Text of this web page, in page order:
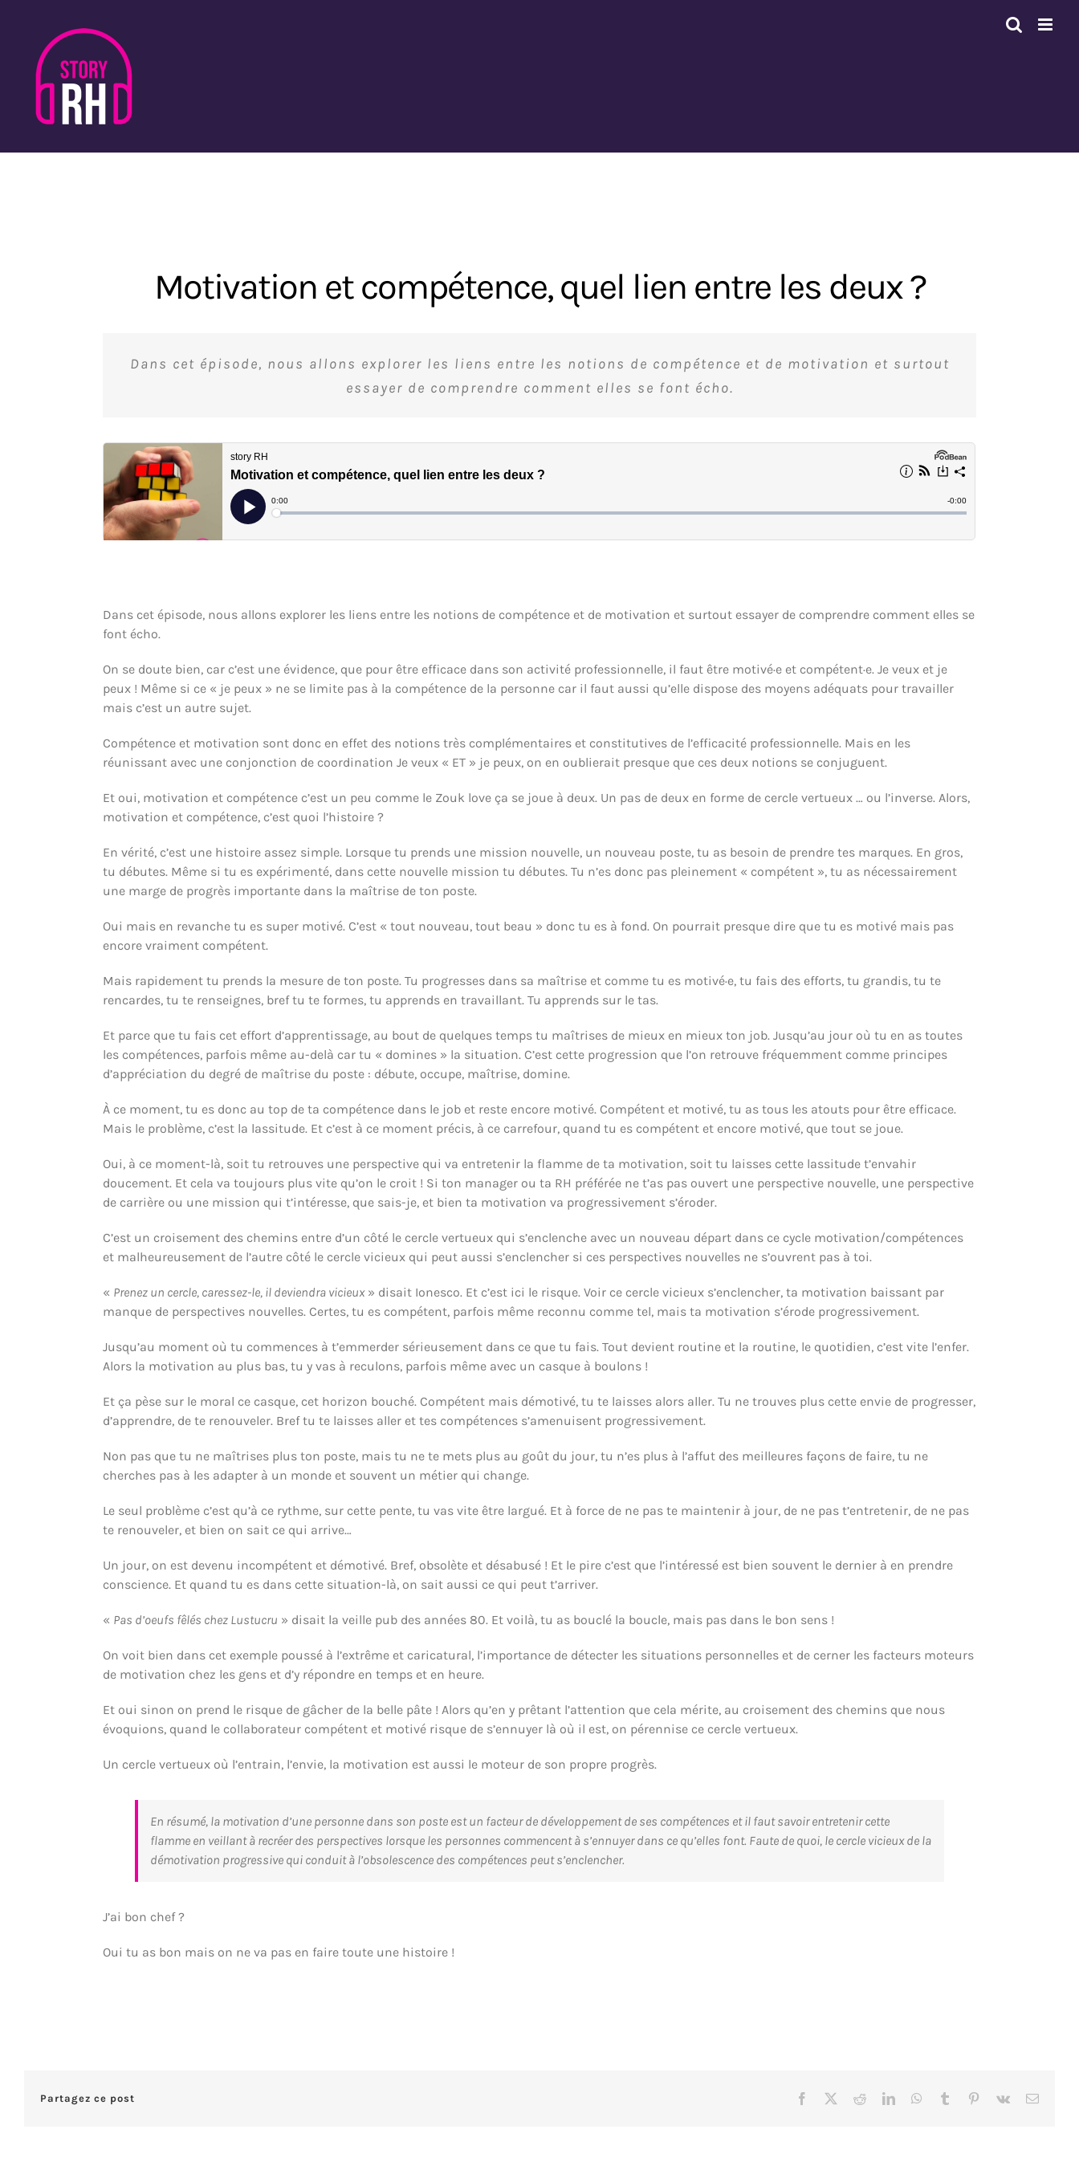
contenu
Motivation et compétence, quel lien entre les deux ?
Dans cet épisode, nous allons explorer les liens entre les notions de compétence et de motivation et surtout
essayer de comprendre comment elles se font écho.
Dans cet épisode, nous allons explorer les liens entre les notions de compétence et de motivation et surtout essayer de comprendre comment elles se
font écho.
On se doute bien, car c’est une évidence, que pour être efficace dans son activité professionnelle, il faut être motivé·e et compétent·e. Je veux et je
peux ! Même si ce « je peux » ne se limite pas à la compétence de la personne car il faut aussi qu’elle dispose des moyens adéquats pour travailler
mais c’est un autre sujet.
Compétence et motivation sont donc en effet des notions très complémentaires et constitutives de l’efficacité professionnelle. Mais en les
réunissant avec une conjonction de coordination Je veux « ET » je peux, on en oublierait presque que ces deux notions se conjuguent.
Et oui, motivation et compétence c’est un peu comme le Zouk love ça se joue à deux. Un pas de deux en forme de cercle vertueux … ou l’inverse. Alors,
motivation et compétence, c’est quoi l’histoire ?
En vérité, c’est une histoire assez simple. Lorsque tu prends une mission nouvelle, un nouveau poste, tu as besoin de prendre tes marques. En gros,
tu débutes. Même si tu es expérimenté, dans cette nouvelle mission tu débutes. Tu n’es donc pas pleinement « compétent », tu as nécessairement
une marge de progrès importante dans la maîtrise de ton poste.
Oui mais en revanche tu es super motivé. C’est « tout nouveau, tout beau » donc tu es à fond. On pourrait presque dire que tu es motivé mais pas
encore vraiment compétent.
Mais rapidement tu prends la mesure de ton poste. Tu progresses dans sa maîtrise et comme tu es motivé·e, tu fais des efforts, tu grandis, tu te
rencardes, tu te renseignes, bref tu te formes, tu apprends en travaillant. Tu apprends sur le tas.
Et parce que tu fais cet effort d’apprentissage, au bout de quelques temps tu maîtrises de mieux en mieux ton job. Jusqu’au jour où tu en as toutes
les compétences, parfois même au-delà car tu « domines » la situation. C’est cette progression que l’on retrouve fréquemment comme principes
d’appréciation du degré de maîtrise du poste : débute, occupe, maîtrise, domine.
À ce moment, tu es donc au top de ta compétence dans le job et reste encore motivé. Compétent et motivé, tu as tous les atouts pour être efficace.
Mais le problème, c’est la lassitude. Et c’est à ce moment précis, à ce carrefour, quand tu es compétent et encore motivé, que tout se joue.
Oui, à ce moment-là, soit tu retrouves une perspective qui va entretenir la flamme de ta motivation, soit tu laisses cette lassitude t’envahir
doucement. Et cela va toujours plus vite qu’on le croit ! Si ton manager ou ta RH préférée ne t’as pas ouvert une perspective nouvelle, une perspective
de carrière ou une mission qui t’intéresse, que sais-je, et bien ta motivation va progressivement s’éroder.
C’est un croisement des chemins entre d’un côté le cercle vertueux qui s’enclenche avec un nouveau départ dans ce cycle motivation/compétences
et malheureusement de l’autre côté le cercle vicieux qui peut aussi s’enclencher si ces perspectives nouvelles ne s’ouvrent pas à toi.
« Prenez un cercle, caressez-le, il deviendra vicieux» disait Ionesco. Et c’est ici le risque. Voir ce cercle vicieux s’enclencher, ta motivation baissant par
manque de perspectives nouvelles. Certes, tu es compétent, parfois même reconnu comme tel, mais ta motivation s’érode progressivement.
Jusqu’au moment où tu commences à t’emmerder sérieusement dans ce que tu fais. Tout devient routine et la routine, le quotidien, c’est vite l’enfer.
Alors la motivation au plus bas, tu y vas à reculons, parfois même avec un casque à boulons !
Et ça pèse sur le moral ce casque, cet horizon bouché. Compétent mais démotivé, tu te laisses alors aller. Tu ne trouves plus cette envie de progresser,
d’apprendre, de te renouveler. Bref tu te laisses aller et tes compétences s’amenuisent progressivement.
Non pas que tu ne maîtrises plus ton poste, mais tu ne te mets plus au goût du jour, tu n’es plus à l’affut des meilleures façons de faire, tu ne
cherches pas à les adapter à un monde et souvent un métier qui change.
Le seul problème c’est qu’à ce rythme, sur cette pente, tu vas vite être largué. Et à force de ne pas te maintenir à jour, de ne pas t’entretenir, de ne pas
te renouveler, et bien on sait ce qui arrive…
Un jour, on est devenu incompétent et démotivé. Bref, obsolète et désabusé ! Et le pire c’est que l’intéressé est bien souvent le dernier à en prendre
conscience. Et quand tu es dans cette situation-là, on sait aussi ce qui peut t’arriver.
« Pas d’oeufs fêlés chez Lustucru » disait la veille pub des années 80. Et voilà, tu as bouclé la boucle, mais pas dans le bon sens !
On voit bien dans cet exemple poussé à l’extrême et caricatural, l’importance de détecter les situations personnelles et de cerner les facteurs moteurs
de motivation chez les gens et d’y répondre en temps et en heure.
Et oui sinon on prend le risque de gâcher de la belle pâte ! Alors qu’en y prêtant l’attention que cela mérite, au croisement des chemins que nous
évoquions, quand le collaborateur compétent et motivé risque de s’ennuyer là où il est, on pérennise ce cercle vertueux.
Un cercle vertueux où l’entrain, l’envie, la motivation est aussi le moteur de son propre progrès.
En résumé, la motivation d’une personne dans son poste est un facteur de développement de ses compétences et il faut savoir entretenir cette
flamme en veillant à recréer des perspectives lorsque les personnes commencent à s’ennuyer dans ce qu’elles font. Faute de quoi, le cercle vicieux de la
démotivation progressive qui conduit à l’obsolescence des compétences peut s’enclencher.
J’ai bon chef ?
Oui tu as bon mais on ne va pas en faire toute une histoire !
Partagez ce post Facebook RedditLinkedInWhatsApp
Tumblr Pinterest
Vk Email